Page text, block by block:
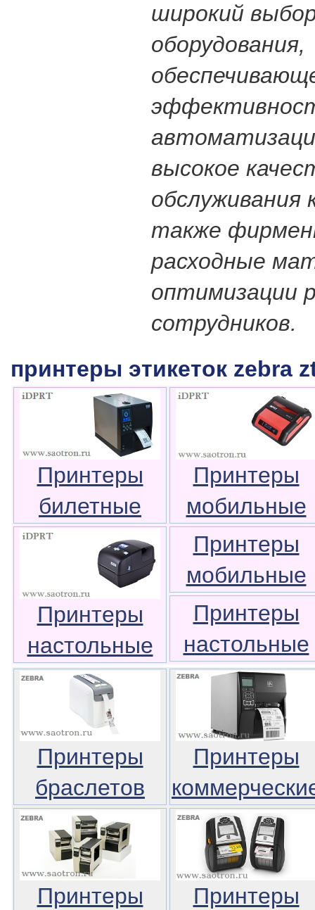
широкий
оборудования,
высокое
обслуживания
также
расходные
оптимизации
сотрудников.
принтеры этикеток zebra
Принтеры
билетные
Принтеры
мобильные
Принтеры
настольные
Принтеры
мобильные
Принтеры
настольные
Принтеры
браслетов
Принтеры
Принтеры Принтеры